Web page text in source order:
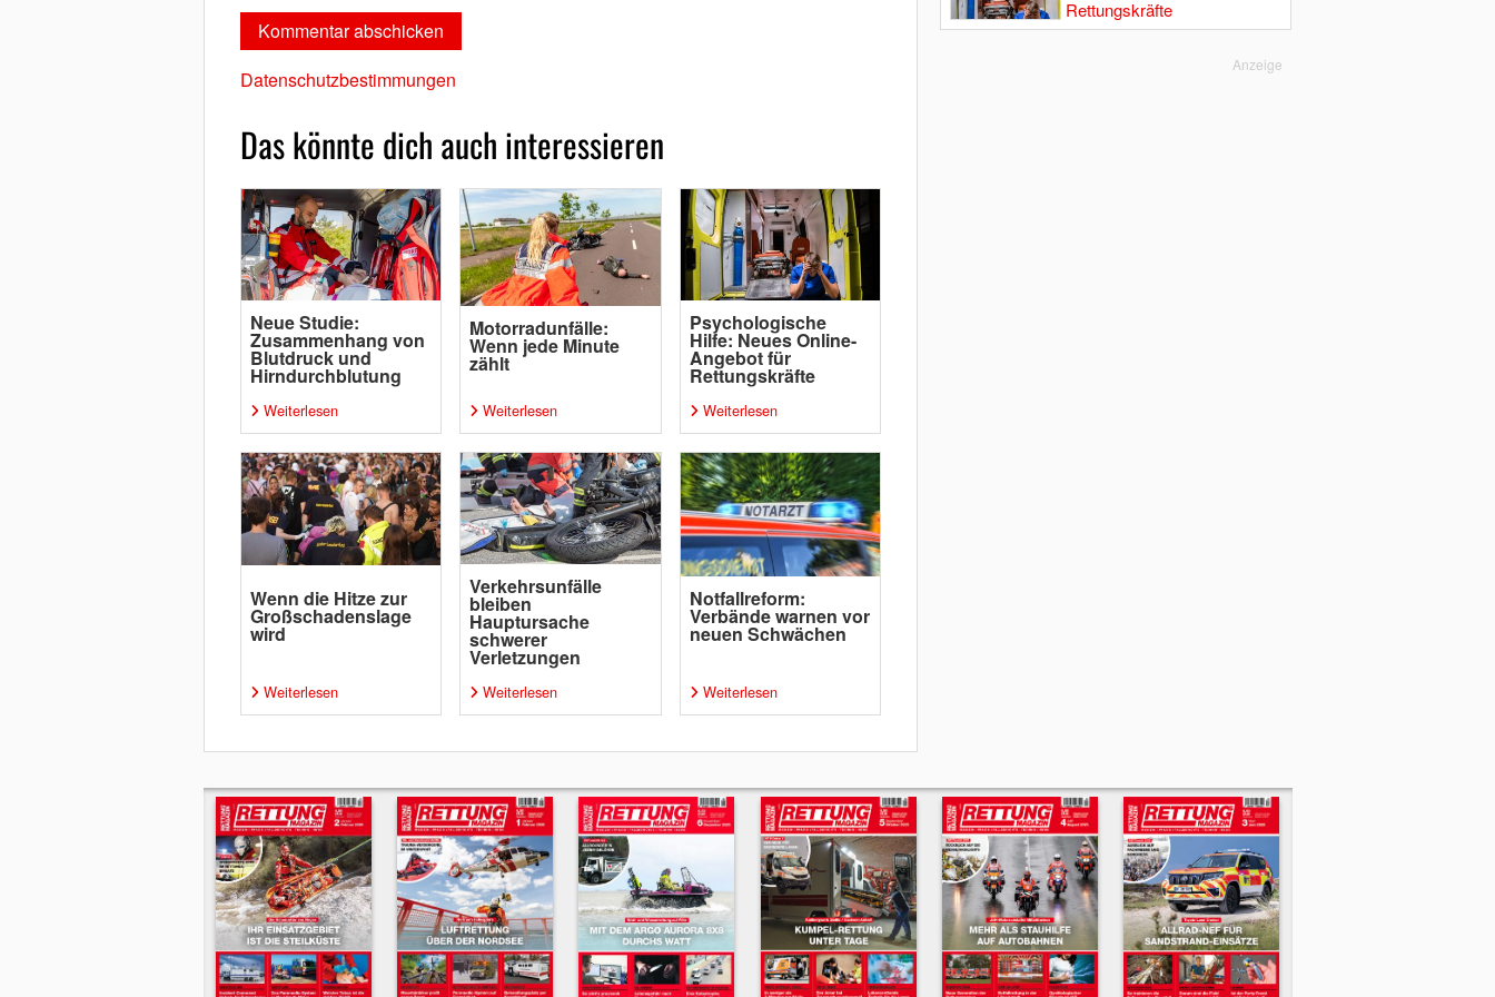
Datenschutzbestimmungen
Das könnte dich auch interessieren
Neue Studie:
Zusammenhang von
Blutdruck und
Hirndurchblutung
Weiterlesen
Motorradunfälle:
Wenn jede Minute
zählt
Weiterlesen
Psychologische
Hilfe: Neues Online-
Angebot für
Rettungskräfte
Weiterlesen
Wenn die Hitze zur
Großschadenslage
wird
Weiterlesen
Verkehrsunfälle
bleiben
Hauptursache
schwerer
Verletzungen
Weiterlesen
Notfallreform:
Verbände warnen vor
neuen Schwächen
Weiterlesen
Rettungskräfte
Anzeige